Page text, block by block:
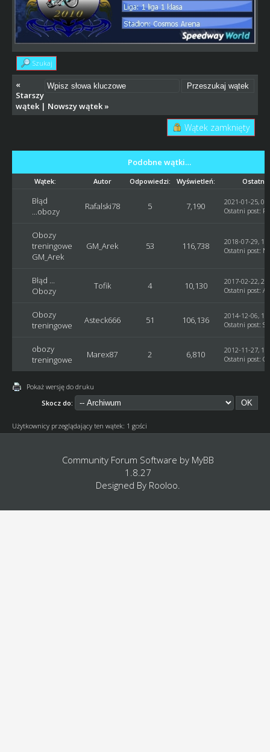
Szukaj
«
Starszy
wątek| Nowszy wątek»
Wątek zamknięty
Podobne wątki…
Wątek: Autor Odpowiedzi: Wyświetleń: Ostatni
Błąd
...obozy
Rafalski78 5 7,190
2021-01-25,
Ostatni post:
Obozy
treningowe
GM_Arek
GM_Arek 53 116,738
2018-07-29,
Ostatni post:
Błąd ...
Obozy
Tofik 4 10,130
2017-02-22,
Ostatni post:
Obozy
treningowe
Asteck666 51 106,136
2014-12-06,
Ostatni post:
obozy
treningowe
Marex87 2 6,810
2012-11-27,
Ostatni post:
Pokaż wersję do druku
Skocz do:
Użytkownicy przeglądający ten wątek: 1 gości
Community Forum Software by MyBB
1.8.27
Designed By Rooloo